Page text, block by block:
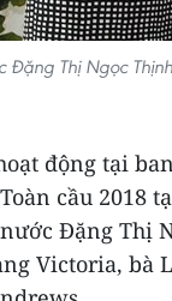
Đặng Thị Ngọc
động tại
cầu 2018
Đặng Thị
Victoria, bà